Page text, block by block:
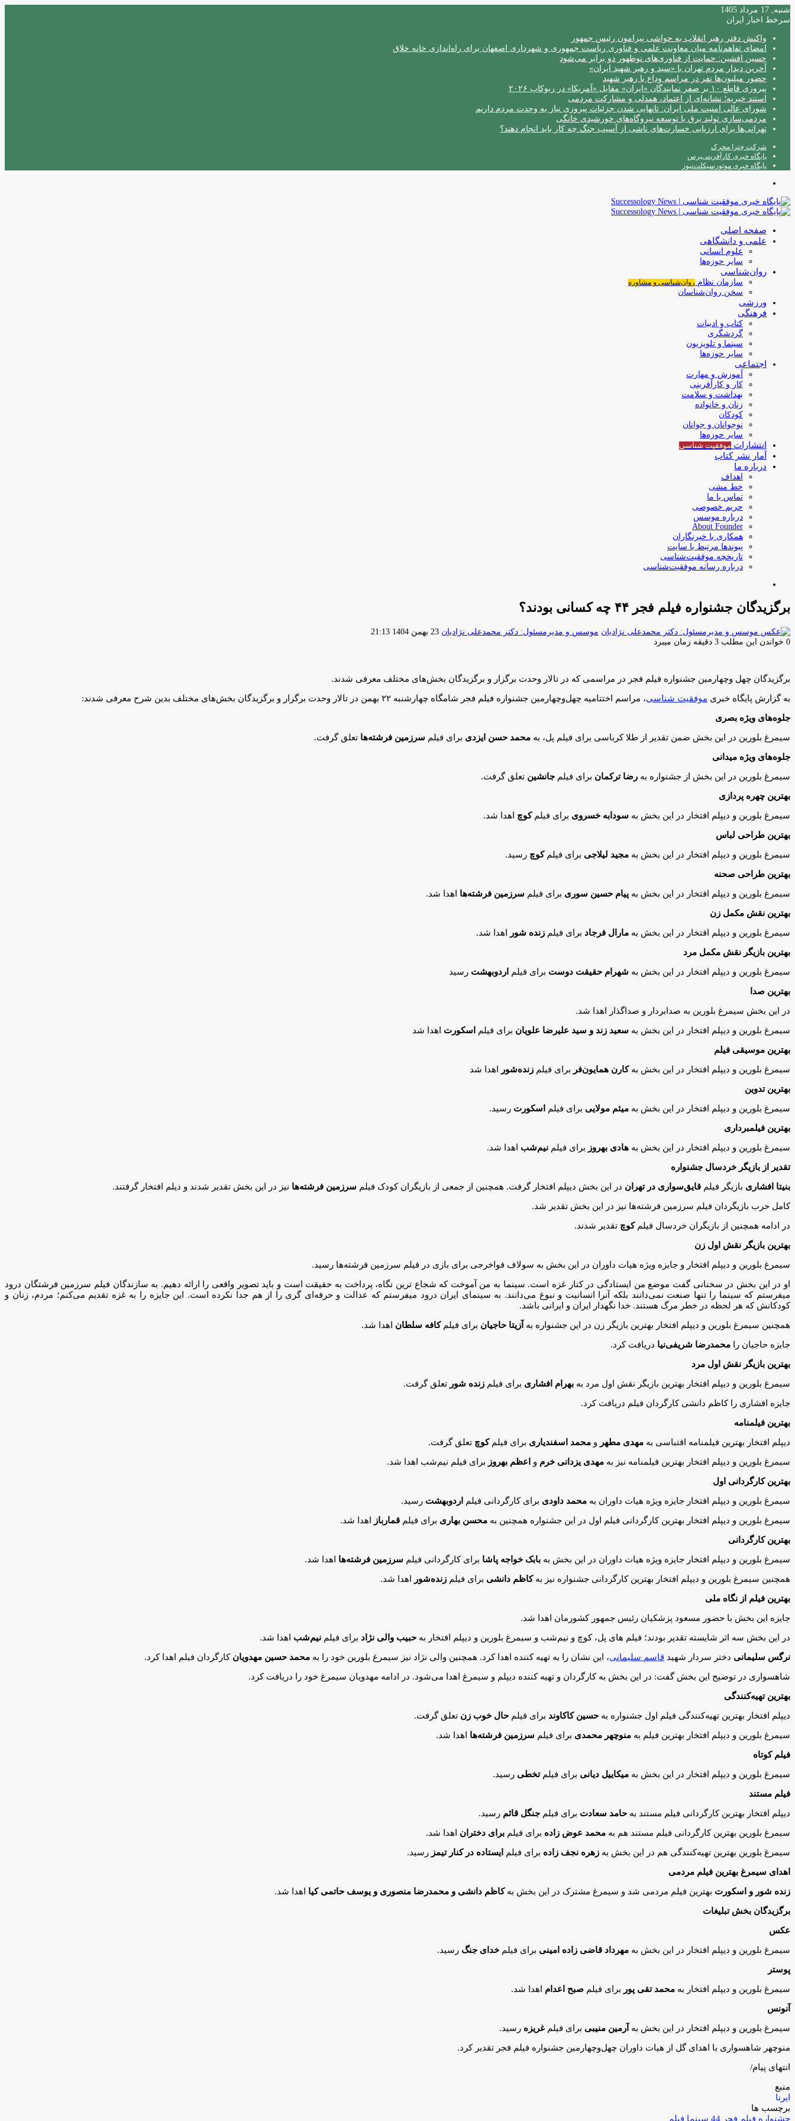
شنبه, 17 مرداد 1405
سرخط اخبار ایران
واکنش دفتر رهبر انقلاب به حواشی پیرامون رئیس جمهور
امضای تفاهم‌نامه میان معاونت علمی و فناوری ریاست جمهوری و شهرداری اصفهان برای راه‌اندازی خانه خلاق
حسین افشین: حمایت از فناوری‌های نوظهور دو برابر می‌شود
آخرین دیدار مردم تهران با «سید و رهبر شهید ایران»
حضور میلیون‌ها نفر در مراسم وداع با رهبر شهید
پیروزی قاطع ۱۰ بر صفر نمایندگان «ایران» مقابل «آمریکا» در ربوکاپ ۲۰۲۶
استند خیریه؛ نشانه‌ای از اعتماد، همدلی و مشارکت مردمی
شورای عالی امنیت ملی ایران: تانهایی شدن جزئیات پیروزی نیاز به وحدت مردم داریم
مردمی‌سازی تولید برق با توسعه نیروگاه‌های خورشیدی خانگی
تهرانی‌ها برای ارزیابی خسارت‌های ناشی از آسیب جنگ چه کار باید انجام دهند؟
شرکت چترا محرک
پایگاه خبری کارآفرینی‌پرس
پایگاه خبری موتورسیکلت‌نیوز
صفحه اصلی
علمی و دانشگاهی
علوم انسانی
سایر حوزه‌ها
روان‌شناسی
سازمان نظام روان‌شناسی و مشاوره
سخن روان‌شناسان
ورزشی
فرهنگی
کتاب و ادبیات
گردشگری
سینما و تلویزیون
سایر حوزه‌ها
اجتماعی
آموزش و مهارت
کار و کارآفرینی
بهداشت و سلامت
زنان و خانواده
کودکان
نوجوانان و جوانان
سایر حوزه‌ها
انتشارات موفقیت‌ شناسی
آمار نشر کتاب
درباره ما
اهداف
خط مشی
تماس با ما
حریم خصوصی
درباره موسس
About Founder
همکاری با خبرنگاران
پیوندها مرتبط با سایت
تاریخچه موفقیت‌شناسی
درباره رسانه موفقیت‌شناسی
برگزیدگان جشنواره فیلم فجر ۴۴ چه کسانی بودند؟
موسس و مدیرمسئول: دکتر محمدعلی نژادیان ارسال
23 بهمن 1404 21:13
0 خواندن این مطلب 3 دقیقه زمان میبرد
برگزیدگان چهل وچهارمین جشنواره فیلم فجر در مراسمی که در تالار وحدت برگزار و برگزیدگان بخش‌های مختلف معرفی شدند.
به گزارش پایگاه خبری موفقیت شناسی، مراسم اختتامیه چهل‌وچهارمین جشنواره فیلم فجر شامگاه چهارشنبه ۲۲ بهمن در تالار وحدت برگزار و برگزیدگان بخش‌های مختلف بدین شرح معرفی شدند:
جلوه‌های ویژه بصری
سیمرغ بلورین در این بخش ضمن تقدیر از طلا کرباسی برای فیلم پل، به محمد حسن ایزدی برای فیلم سرزمین فرشته‌ها تعلق گرفت.
جلوه‌های ویژه میدانی
سیمرغ بلورین در این بخش از جشنواره به رضا ترکمان برای فیلم جانشین تعلق گرفت.
بهترین چهره پردازی
سیمرغ بلورین و دیپلم افتخار در این بخش به سودابه خسروی برای فیلمکوچ اهدا شد.
بهترین طراحی لباس
سیمرغ بلورین و دیپلم افتخار در این بخش به مجید لیلاجی برای فیلمکوچ رسید.
بهترین طراحی صحنه
سیمرغ بلورین و دیپلم افتخار در این بخش به پیام حسین سوری برای فیلم سرزمین فرشته‌ها اهدا شد.
بهترین نقش مکمل زن
سیمرغ بلورین و دیپلم افتخار در این بخش به مارال فرجاد برای فیلم زنده شور اهدا شد.
بهترین بازیگر نقش مکمل مرد
سیمرغ بلورین و دیپلم افتخار در این بخش به شهرام حقیقت دوست برای فیلم اردوبهشت رسید
بهترین صدا
در این بخش سیمرغ بلورین به صدابردار و صداگذار اهدا شد.
سیمرغ بلورین و دیپلم افتخار در این بخش به سعید زند و سید علیرضا علویان برای فیلم اسکورت اهدا شد
بهترین موسیقی فیلم
سیمرغ بلورین و دیپلم افتخار در این بخش به کارن همایون‌فر برای فیلم زنده‌شور اهدا شد
بهترین تدوین
سیمرغ بلورین و دیپلم افتخار در این بخش به میثم مولایی برای فیلم اسکورت رسید.
بهترین فیلمبرداری
سیمرغ بلورین و دیپلم افتخار در این بخش به هادی بهروز برای فیلم نیم‌شب اهدا شد.
تقدیر از بازیگر خردسال جشنواره
بنیتا افشاری بازیگر فیلم قایق‌سواری در تهران در این بخش دیپلم افتخار گرفت. همچنین از جمعی از بازیگران کودک فیلم سرزمین فرشته‌ها نیز در این بخش تقدیر شدند و دیلم افتخار گرفتند.
کامل حرب بازیگردان فیلم سرزمین فرشته‌ها نیز در این بخش تقدیر شد.
در ادامه همچنین از بازیگران خردسال فیلمکوچ تقدیر شدند.
بهترین بازیگر نقش اول زن
سیمرغ بلورین و دیپلم افتخار و جایزه ویژه هیات داوران در این بخش به سولاف فواخرجی برای بازی در فیلم سرزمین فرشته‌ها رسید.
او در این بخش در سخنانی گفت موضع من ایستادگی در کنار غزه است. سینما به من آموخت که شجاع ترین نگاه، پرداخت به حقیقت است و باید تصویر واقعی را ارائه دهیم. به سازندگان فیلم سرزمین فرشتگان درود
میفرستم که سینما را تنها صنعت نمی‌دانند بلکه آنرا انسانیت و نبوغ می‌دانند. به سینمای ایران درود میفرستم که عدالت و حرفه‌ای گری را از هم جدا نکرده است. این جایزه را به غزه تقدیم می‌کنم؛ مردم، زنان و
کودکانش که هر لحظه در خطر مرگ هستند. خدا نگهدار ایران و ایرانی باشد.
همچنین سیمرغ بلورین و دیپلم افتخار بهترین بازیگر زن در این جشنواره به آزیتا حاجیان برای فیلمکافه سلطان اهدا شد.
جایزه حاجیان را محمدرضا شریفی‌نیا دریافت کرد.
بهترین بازیگر نقش اول مرد
سیمرغ بلورین و دیپلم افتخار بهترین بازیگر نقش اول مرد به بهرام افشاری برای فیلم زنده شور تعلق گرفت.
جایزه افشاری را کاظم دانشی کارگردان فیلم دریافت کرد.
بهترین فیلمنامه
دیپلم افتخار بهترین فیلمنامه اقتباسی به مهدی مطهر و محمد اسفندیاری برای فیلمکوچ تعلق گرفت.
سیمرغ بلورین و دیپلم افتخار بهترین فیلمنامه نیز به مهدی یزدانی خرم و اعظم بهروز برای فیلم نیم‌شب اهدا شد.
بهترین کارگردانی اول
سیمرغ بلورین و دیپلم افتخار جایزه ویژه هیات داوران به محمد داودی برای کارگردانی فیلم اردوبهشت رسید.
سیمرغ بلورین و دیپلم افتخار بهترین کارگردانی فیلم اول در این جشنواره همچنین به محسن بهاری برای فیلم قمارباز اهدا شد.
بهترین کارگردانی
سیمرغ بلورین و دیپلم افتخار جایزه ویژه هیات داوران در این بخش به بابک خواجه پاشا برای کارگردانی فیلم سرزمین فرشته‌ها اهدا شد.
همچنین سیمرغ بلورین و دیپلم افتخار بهترین کارگردانی جشنواره نیز بهکاظم دانشی برای فیلم زنده‌شور اهدا شد.
بهترین فیلم از نگاه ملی
جایزه این بخش با حضور مسعود پزشکیان رئیس جمهور کشورمان اهدا شد.
در این بخش سه اثر شایسته تقدیر بودند؛ فیلم های پل، کوچ و نیم‌شب و سیمرغ بلورین و دیپلم افتخار به حبیب والی نژاد برای فیلم نیم‌شب اهدا شد.
نرگس سلیمانی دختر سردار شهید قاسم سلیمانی، این نشان را به تهیه کننده اهدا کرد. همچنین والی نژاد نیز سیمرغ بلورین خود را به محمد حسین مهدویان کارگردان فیلم اهدا کرد.
شاهسواری در توضیح این بخش گفت: در این بخش به کارگردان و تهیه کننده دیپلم و سیمرغ اهدا می‌شود. در ادامه مهدویان سیمرغ خود را دریافت کرد.
بهترین تهیه‌کنندگی
دیپلم افتخار بهترین تهیه‌کنندگی فیلم اول جشنواره به حسین کاکاوند برای فیلم حال خوب زن تعلق گرفت.
سیمرغ بلورین و دیپلم افتخار بهترین فیلم به منوچهر محمدی برای فیلم سرزمین فرشته‌ها اهدا شد.
فیلم کوتاه
سیمرغ بلورین و دیپلم افتخار در این بخش به میکاییل دیانی برای فیلم تخطی رسید.
فیلم مستند
دیپلم افتخار بهترین کارگردانی فیلم مستند به حامد سعادت برای فیلم جنگل قائم رسید.
سیمرغ بلورین بهترین کارگردانی فیلم مستند هم به محمد عوض زاده برای فیلم برای دختران اهدا شد.
سیمرغ بلورین بهترین تهیه‌کنندگی هم در این بخش به زهره نجف زاده برای فیلم ایستاده در کنار تیمز رسید.
اهدای سیمرغ بهترین فیلم مردمی
زنده شور و اسکورت بهترین فیلم مردمی شد و سیمرغ مشترک در این بخش بهکاظم دانشی و محمدرضا منصوری و یوسف حاتمی کیا اهدا شد.
برگزیدگان بخش تبلیغات
عکس
سیمرغ بلورین و دیپلم افتخار در این بخش به مهرداد قاضی زاده امینی برای فیلم خدای جنگ رسید.
پوستر
سیمرغ بلورین و دیپلم افتخار به محمد تقی پور برای فیلم صبح اعدام اهدا شد.
آنونس
سیمرغ بلورین و دیپلم افتخار در این بخش به آرمین منیبی برای فیلم غریزه رسید.
منوچهر شاهسواری با اهدای گل از هیات داوران چهل‌وچهارمین جشنواره فیلم فجر تقدیر کرد.
انتهای پیام/
منبع
ایرنا
برچسب ها
جشنواره فیلم فجر 44
سینما فیلم